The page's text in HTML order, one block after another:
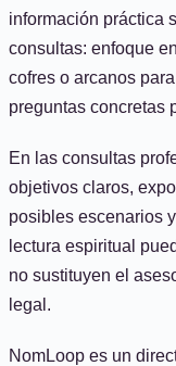
información práctica
consultas: enfoque
cofres o arcanos
preguntas concretas
En las consultas
objetivos claros,
posibles escenarios
lectura espiritual
no sustituyen el
legal.
NomLoop es un